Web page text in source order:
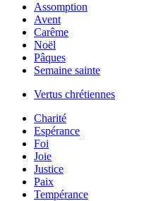
Assomption
Avent
Carême
Noël
Pâques
Semaine sainte
Vertus chrétiennes
Charité
Espérance
Foi
Joie
Justice
Paix
Tempérance